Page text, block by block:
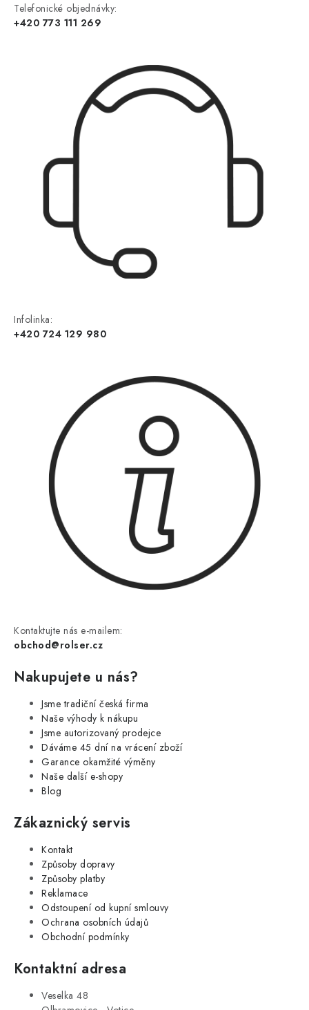
Telefonické objednávky:
+420 773 111 269
Infolinka:
+420 724 129 980
Kontaktujte nás e-mailem:
obchod@rolser.cz
Nakupujete u nás?
Jsme tradiční česká firma
Naše výhody k nákupu
Jsme autorizovaný prodejce
Dáváme 45 dní na vrácení zboží
Garance okamžité výměny
Naše další e-shopy
Blog
Zákaznický servis
Kontakt
Způsoby dopravy
Způsoby platby
Reklamace
Odstoupení od kupní smlouvy
Ochrana osobních údajů
Obchodní podmínky
Kontaktní adresa
Veselka 48